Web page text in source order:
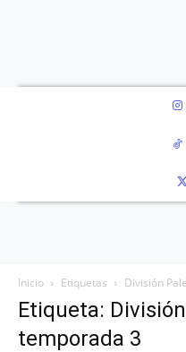
Inicio Etiquetas División
Etiqueta:
temporada 3